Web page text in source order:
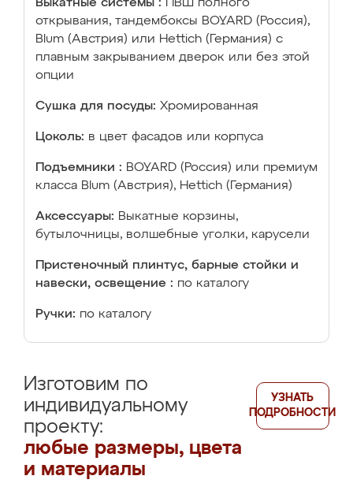
Выкатные системы :
ПВШ полного
открывания, тандембоксы BOYARD (Россия),
Blum (Австрия) или Hettich (Германия) с
плавным закрыванием дверок или без этой
опции
Сушка для посуды: Хромированная
Цоколь: в цвет фасадов или корпуса
Подъемники : BOYARD (Россия) или премиум
класса Blum (Австрия), Hettich (Германия)
Аксессуары: Выкатные корзины,
бутылочницы, волшебные уголки, карусели
Пристеночный плинтус, барные стойки и
навески, освещение : по каталогу
Ручки: по каталогу
Изготовим по
индивидуальному
проекту:
любые размеры, цвета
и материалы
УЗНАТЬ
ПОДРОБНОСТИ